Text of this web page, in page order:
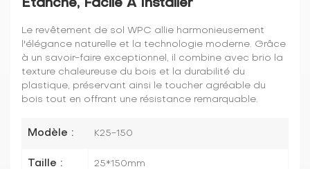
Étanche, Facile À Installer
Le revêtement de sol WPC allie harmonieusement
l'élégance naturelle et la technologie moderne. Grâce
à un savoir-faire exceptionnel, il combine avec brio la
texture chaleureuse du bois et la durabilité du
plastique, préservant ainsi le toucher agréable du
bois tout en offrant une résistance remarquable.
Modèle : K25-150
Taille : 25*150mm